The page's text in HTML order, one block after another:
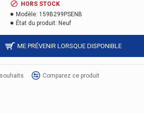
HORS STOCK
Modèle: 159B299PSENB
État du produit: Neuf
ME PRÉVENIR LORSQUE DISPONIBLE
Comparez ce produit